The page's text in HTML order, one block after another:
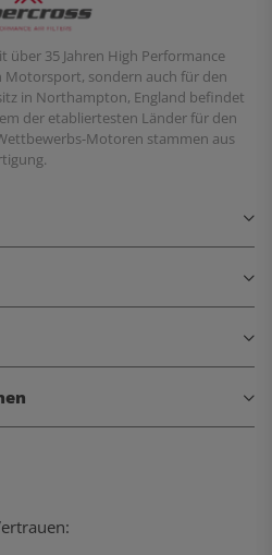
über 35 Jahren High Performance
sondern auch für den
in Northampton, England befindet
der etabliertesten Länder für den
Motoren stammen aus